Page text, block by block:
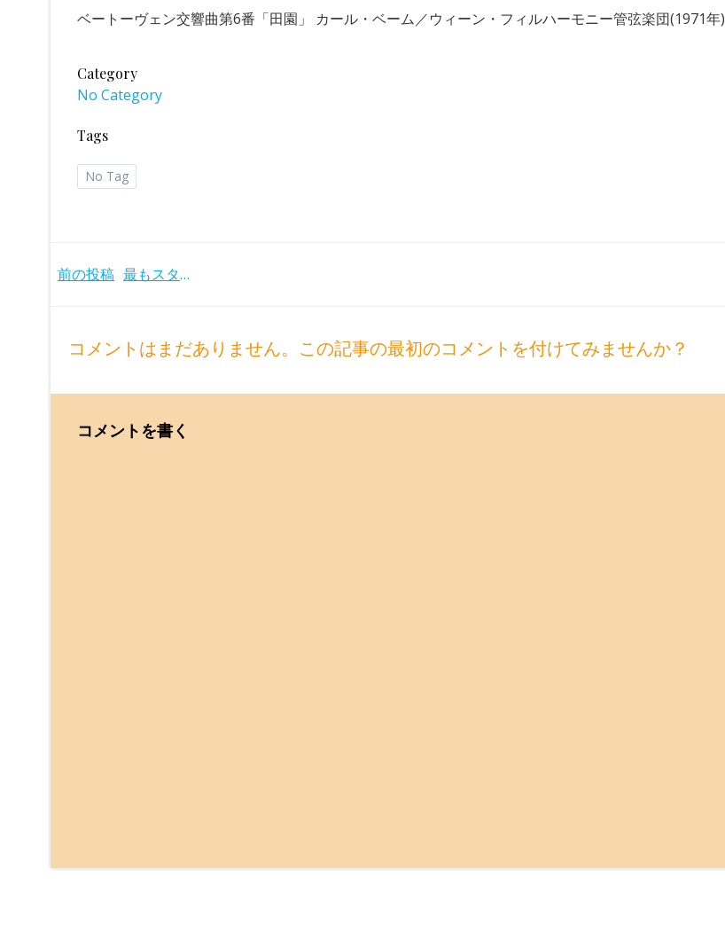
ベートーヴェン交響曲第6番「田園」 カール・ベーム／ウィーン・フィルハーモニー管弦楽団(1971年)
Category
No Category
Tags
No Tag
Post
前の投稿 最もスタンダードなカール・ベームとウィーンフィルのベートーヴェン交響曲第6番「田園」(1971年)
コメントはまだありません。この記事の最初のコメントを付けてみませんか？
コメントを書く